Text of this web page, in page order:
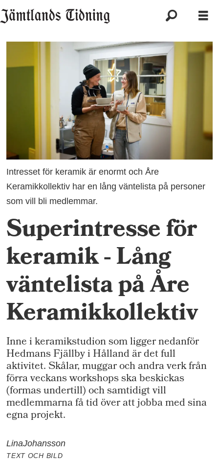
Intresset för keramik är enormt och Åre
Keramikkollektiv har en lång väntelista på personer
som vill bli medlemmar.
Superintresse för
keramik - Lång
väntelista på Åre
Keramikkollektiv
Inne i keramikstudion som ligger nedanför
Hedmans Fjällby i Hålland är det full
aktivitet. Skålar, muggar och andra verk från
förra veckans workshops ska beskickas
(formas undertill) och samtidigt vill
medlemmarna få tid över att jobba med sina
egna projekt.
LinaJohansson
TEXT OCH BILD